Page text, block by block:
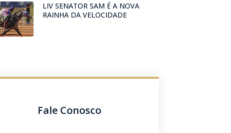
LIV SENATOR SAM É A NOVA
RAINHA DA VELOCIDADE
Fale Conosco